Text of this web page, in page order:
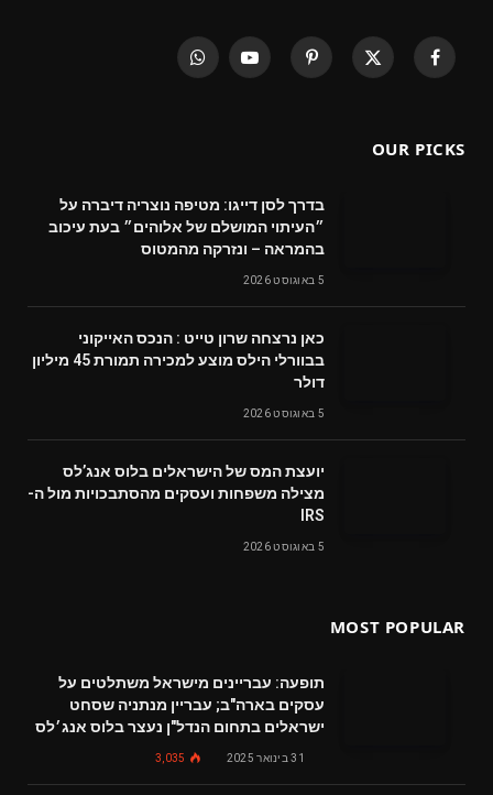
Facebook
X
Pinterest
YouTube
WhatsApp
OUR PICKS
בדרך לסן דייגו: מטיפה נוצריה דיברה על
״העיתוי המושלם של אלוהים״ בעת עיכוב
בהמראה – ונזרקה מהמטוס
5 באוגוסט 2026
‬דולר
5 באוגוסט 2026
‬מצילה‭ ‬משפחות‭ ‬ועסקים‭ ‬מהסתבכויות‭ ‬מול‭ ‬ה-
IRS
5 באוגוסט 2026
MOST POPULAR
תופעה: עבריינים מישראל משתלטים על
עסקים בארה"ב; עבריין מנתניה שסחט
ישראלים בתחום הנדל"ן נעצר בלוס אנג׳לס
31 בינואר 2025 3,035